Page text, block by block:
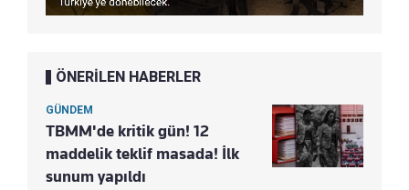
ÖNERİLEN HABERLER
GÜNDEM
TBMM'de kritik gün! 12
maddelik teklif masada! İlk
sunum yapıldı